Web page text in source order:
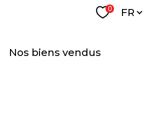
0 FR
nos biens vendus